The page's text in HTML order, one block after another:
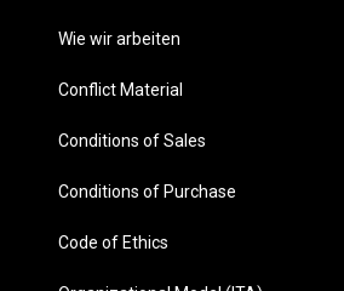
Wie wir arbeiten
Conflict Material
Conditions of Sales
Conditions of Purchase
Code of Ethics